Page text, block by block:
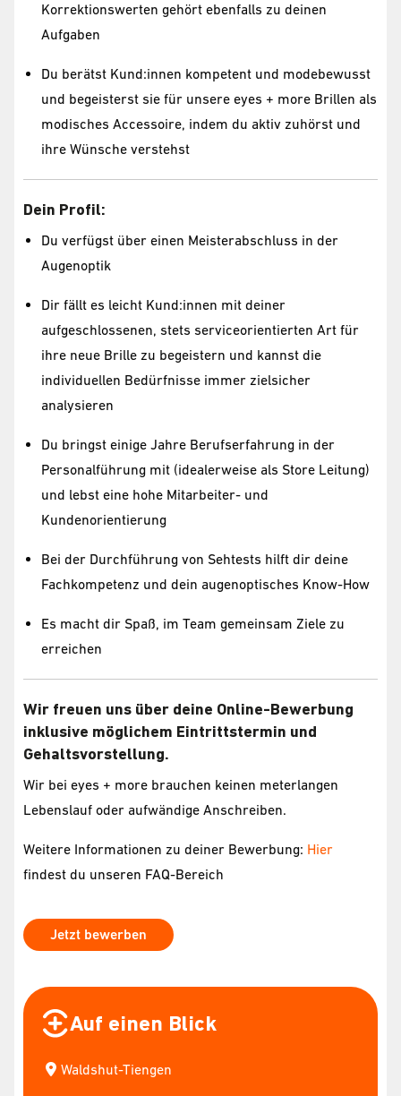
Korrektionswerten gehört ebenfalls zu deinen
Aufgaben
Du berätst Kund:innen kompetent und modebewusst
und begeisterst sie für unsere eyes + more Brillen als
modisches Accessoire, indem du aktiv zuhörst und
ihre Wünsche verstehst
Dein Profil:
Du verfügst über einen Meisterabschluss in der
Augenoptik
Dir fällt es leicht Kund:innen mit deiner
aufgeschlossenen, stets serviceorientierten Art für
ihre neue Brille zu begeistern und kannst die
individuellen Bedürfnisse immer zielsicher
analysieren
Du bringst einige Jahre Berufserfahrung in der
Personalführung mit (idealerweise als Store Leitung)
und lebst eine hohe Mitarbeiter- und
Kundenorientierung
Bei der Durchführung von Sehtests hilft dir deine
Fachkompetenz und dein augenoptisches Know-How
Es macht dir Spaß, im Team gemeinsam Ziele zu
erreichen
Wir freuen uns über deine Online-Bewerbung
inklusive möglichem Eintrittstermin und
Gehaltsvorstellung.
Wir bei eyes + more brauchen keinen meterlangen
Lebenslauf oder aufwändige Anschreiben.
Weitere Informationen zu deiner Bewerbung: Hier
findest du unseren FAQ-Bereich
Jetzt bewerben
Auf einen Blick
Waldshut-Tiengen